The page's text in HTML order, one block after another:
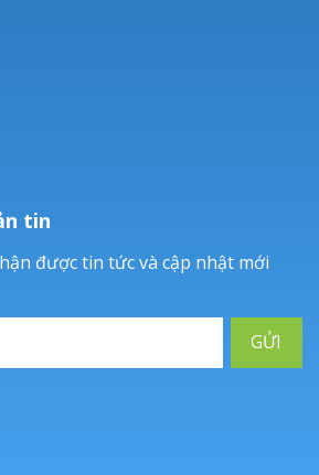
tin
được tin tức và cập nhật mới
GỬI